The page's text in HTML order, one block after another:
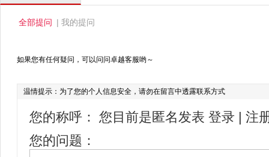
全部提问 | 我的提问
如果您有任何疑问，可以问问卓越客服哟～
温情提示：为了您的个人信息安全，请勿在留言中透露联系方式
您的称呼： 您目前是匿名发表 登录
注
您的问题：